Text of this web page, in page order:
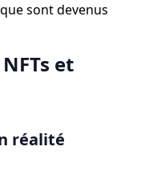
sont devenus
et
réalité